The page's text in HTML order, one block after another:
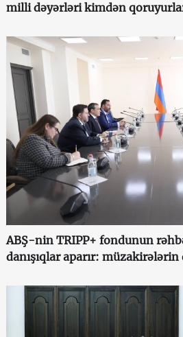
milli dəyərləri kimdən
ABŞ-nin TRIPP+ fondunun
danışıqlar aparır: müzakirələrin